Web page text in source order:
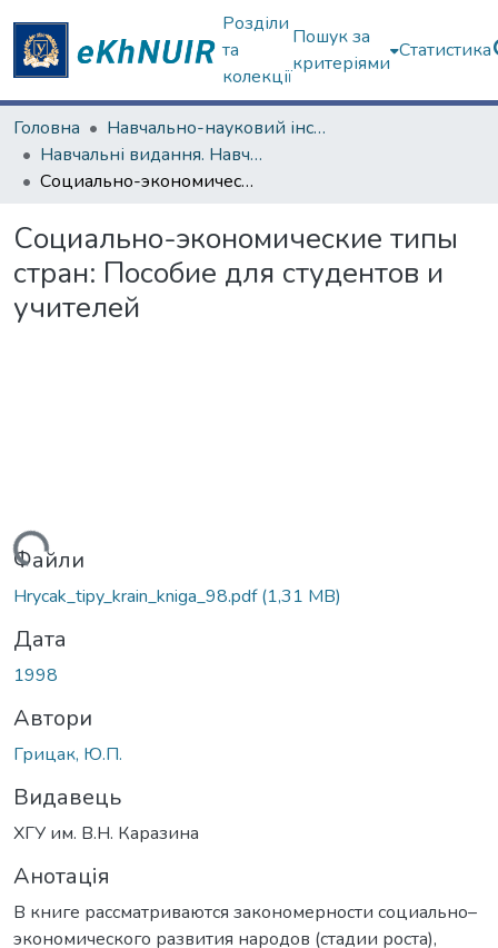
Розділи
та
колекції
Пошук за
критеріями
Статистика
Головна
Навчально-науковий інститут "Каразінський інститут міжнародних відносин та туристичного бізнесу"
Навчальні видання. Навчально-науковий інститут "Каразінський інститут міжнародних відносин та туристичного бізнесу"
Социально-экономические типы стран: Пособие для студентов и учителей
Социально-экономические типы
стран: Пособие для студентов и
учителей
Файли
Hrycak_tipy_krain_kniga_98.pdf(1,31 MB)
Дата
1998
Автори
Грицак, Ю.П.
Видавець
ХГУ им. В.Н. Каразина
Анотація
В книге рассматриваются закономерности социально–
экономического развития народов (стадии роста),